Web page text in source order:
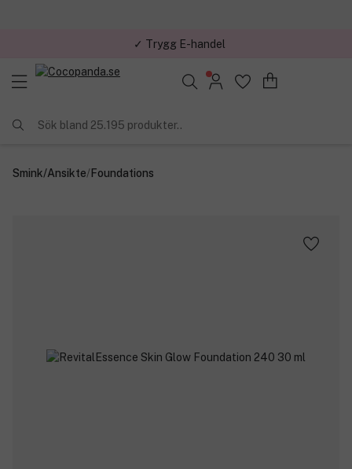
✓ Trygg E-handel
Sök bland 25.195 produkter..
Smink/Ansikte/Foundations